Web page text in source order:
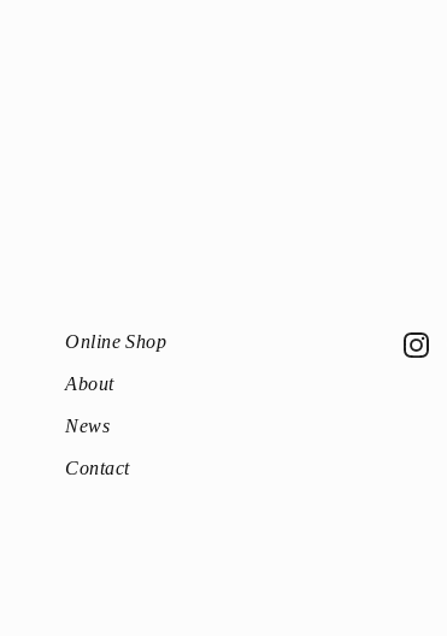
Online Shop
About
News
Contact